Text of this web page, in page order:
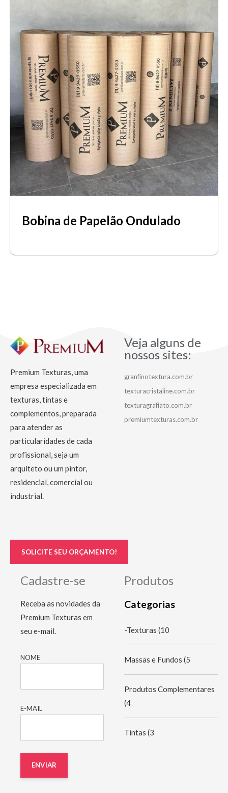
Bobina de Papelão Ondulado
Premium Texturas, uma
empresa especializada em
texturas, tintas e
complementos, preparada
para atender as
particularidades de cada
profissional, seja um
arquiteto ou um pintor,
residencial, comercial ou
industrial.
SOLICITE SEU ORÇAMENTO!
Veja alguns de
nossos sites:
granfinotextura.com.br
texturacristaline.com.br
texturagrafiato.com.br
premiumtexturas.com.br
Cadastre-se
Receba as novidades da
Premium Texturas em
seu e-mail.
NOME
E-MAIL
Produtos
Categorias
-Texturas (10
Massas e Fundos (5
Produtos Complementares
(4
Tintas (3